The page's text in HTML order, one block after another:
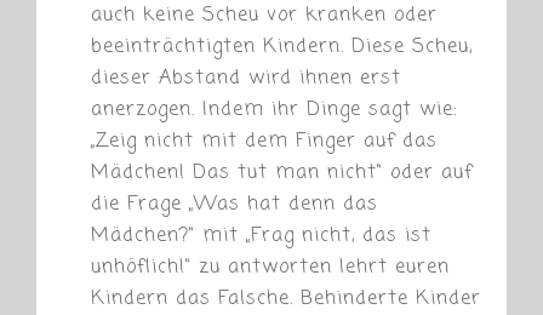
auch keine Scheu vor kranken oder
beeinträchtigten Kindern. Diese Scheu,
dieser Abstand wird ihnen erst
anerzogen. Indem ihr Dinge sagt wie:
„Zeig nicht mit dem Finger auf das
Mädchen! Das tut man nicht“ oder auf
die Frage „Was hat denn das
Mädchen?“ mit „Frag nicht, das ist
unhöflich!“ zu antworten lehrt euren
Kindern das Falsche. Behinderte Kinder